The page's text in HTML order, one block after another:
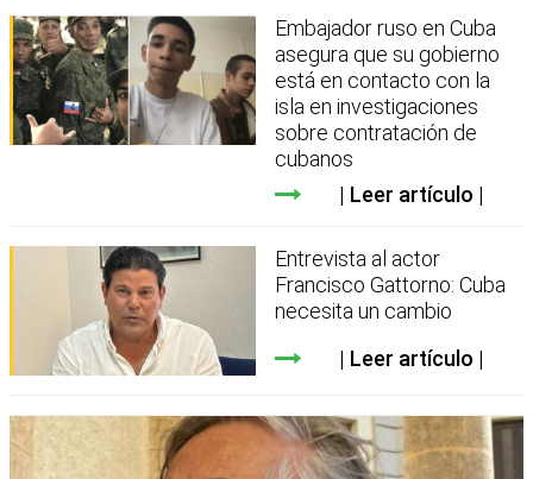
Embajador ruso en Cuba
asegura que su gobierno
está en contacto con la
isla en investigaciones
sobre contratación de
cubanos
Leer artículo
Entrevista al actor
Francisco Gattorno: Cuba
necesita un cambio
Leer artículo